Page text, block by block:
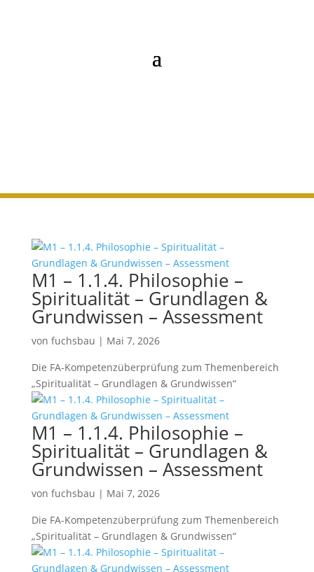
M1 – 1.1.4. Philosophie –
Spiritualität – Grundlagen &
Grundwissen – Assessment
von fuchsbau | Mai 7, 2026
Die FA-Kompetenzüberprüfung zum Themenbereich
„Spiritualität – Grundlagen & Grundwissen“
M1 – 1.1.4. Philosophie –
Spiritualität – Grundlagen &
Grundwissen – Assessment
von fuchsbau | Mai 7, 2026
Die FA-Kompetenzüberprüfung zum Themenbereich
„Spiritualität – Grundlagen & Grundwissen“